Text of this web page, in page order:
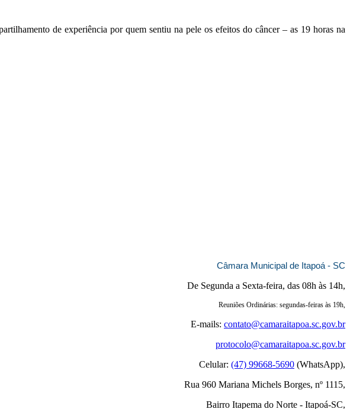
de experiência por quem sentiu na pele os efeitos do câncer – as 19 horas na
Câmara Municipal de Itapoá - SC
De Segunda a Sexta-feira, das 08h às 14h,
Reuniões Ordinárias: segundas-feiras às 19h,
E-mails: contato@camaraitapoa.sc.gov.br
protocolo@camaraitapoa.sc.gov.br
Celular: (47) 99668-5690 (WhatsApp),
Rua 960 Mariana Michels Borges, nº 1115,
Bairro Itapema do Norte - Itapoá-SC,